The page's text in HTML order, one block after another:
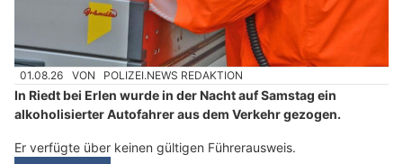
01.08.26 VON POLIZEI.NEWS REDAKTION
In Riedt bei Erlen wurde in der Nacht auf Samstag ein
alkoholisierter Autofahrer aus dem Verkehr gezogen.
Er verfügte über keinen gültigen Führerausweis.